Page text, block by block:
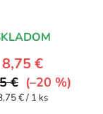
8,75 €
€ (–20 %)
€ / 1 ks